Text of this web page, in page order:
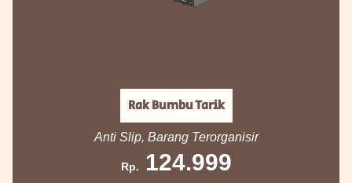
Rak Bumbu Tarik
Anti Slip, Barang Terorganisir
Rp. 124.999